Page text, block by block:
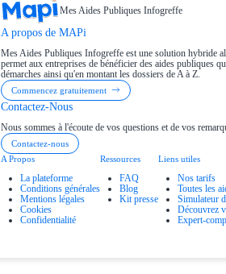
Mes Aides Publiques Infogreffe
A propos de MAPi
Mes Aides Publiques Infogreffe est une solution hybride
permet aux entreprises de bénéficier des aides publiques
démarches ainsi qu'en montant les dossiers de A à Z.
Commencez gratuitement
Contactez-Nous
Nous sommes à l'écoute de vos questions et de vos
Contactez-nous
A Propos
La plateforme
Conditions générales
Mentions légales
Cookies
Confidentialité
Ressources
FAQ
Blog
Kit presse
Liens utiles
Nos tarifs
Toutes les
Simulateur
Découvrez
Expert-